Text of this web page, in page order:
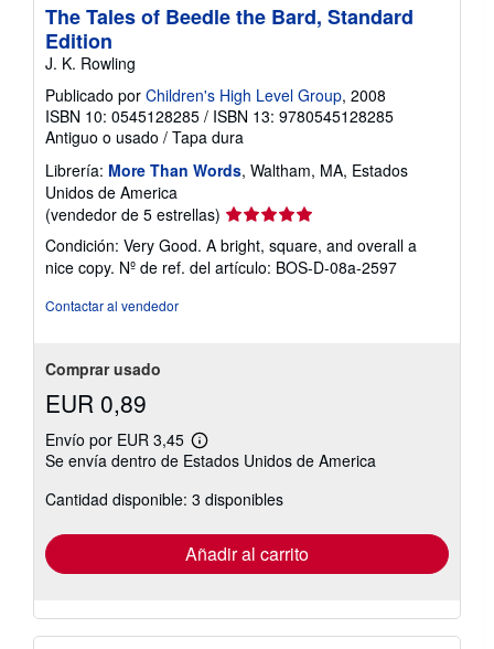
The Tales of Beedle the Bard, Standard
Edition
J. K. Rowling
Publicado por Children's High Level Group, 2008
ISBN 10: 0545128285 / ISBN 13: 9780545128285
Antiguo o usado / Tapa dura
Librería: More Than Words, Waltham, MA, Estados
Unidos de America
(vendedor de 5 estrellas) Calificación
vendedor:
5
Condición: Very Good. A bright, square, and overall a
nice copy. Nº de ref. del artículo: BOS-D-08a-2597
Contactar al vendedor
Comprar usado
EUR 0,89
Envío por EUR 3,45
Más
información
las
tarifas
envío
Se envía dentro de Estados Unidos de America
Cantidad disponible: 3 disponibles
Añadir al carrito